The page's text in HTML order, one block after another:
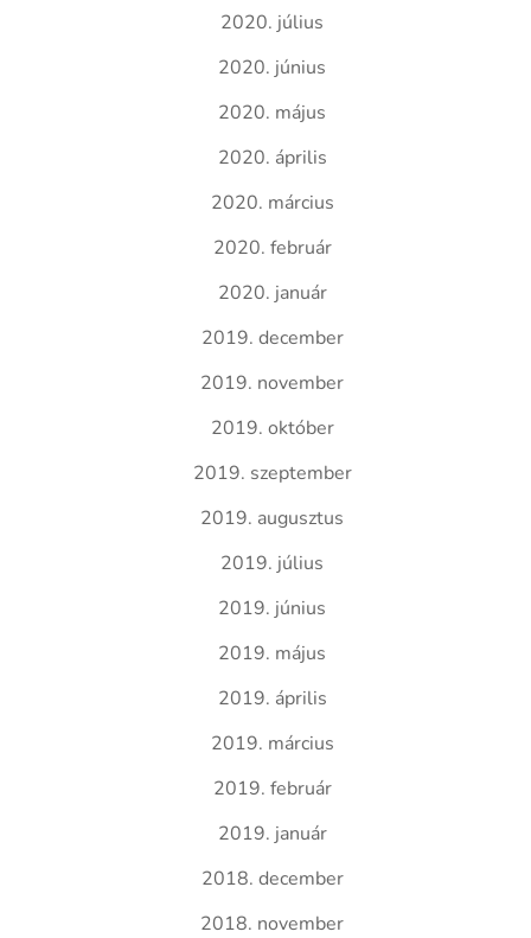
2020. július
2020. június
2020. május
2020. április
2020. március
2020. február
2020. január
2019. december
2019. november
2019. október
2019. szeptember
2019. augusztus
2019. július
2019. június
2019. május
2019. április
2019. március
2019. február
2019. január
2018. december
2018. november